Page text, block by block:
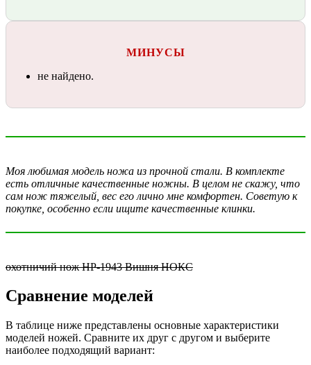
МИНУСЫ
не найдено.
Моя любимая модель ножа из прочной стали. В комплекте
есть отличные качественные ножны. В целом не скажу, что
сам нож тяжелый, вес его лично мне комфортен. Советую к
покупке, особенно если ищите качественные клинки.
охотничий нож НР-1943 Вишня НОКС
Сравнение моделей
В таблице ниже представлены основные характеристики
моделей ножей. Сравните их друг с другом и выберите
наиболее подходящий вариант: